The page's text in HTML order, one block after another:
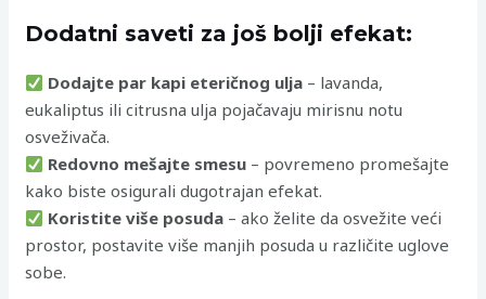
Dodatni saveti za još bolji efekat:
Dodajte par kapi eteričnog ulja – lavanda,
eukaliptus ili citrusna ulja pojačavaju mirisnu notu
osveživača.
Redovno mešajte smesu – povremeno promešajte
kako biste osigurali dugotrajan efekat.
Koristite više posuda – ako želite da osvežite veći
prostor, postavite više manjih posuda u različite uglove
sobe.